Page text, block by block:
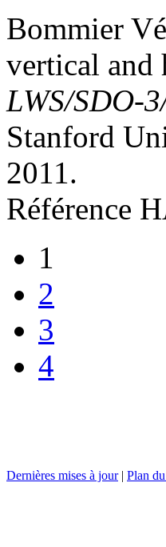
Bommier
vertical and
LWS/SDO-
Stanford
2011.
Référence
1
2
3
4
Dernières mises à jour| Plan